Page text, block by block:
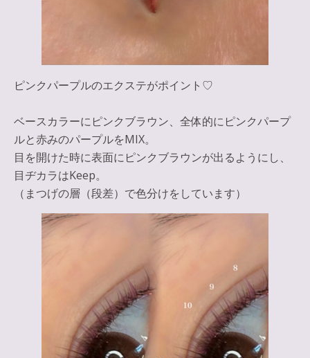
ピンクパープルのエクステがポイント♡
ベースカラーにピンクブラウン、全体的にピンクパープ
ルと赤みのパープルをMIX。
目を開けた時に表面にピンクブラウンが出るようにし、
目ヂカラはKeep。
（まつげの層（段差）で色分けをしています）